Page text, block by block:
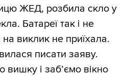
ЖЕД, розбила скло у
Батареї так і не
на виклик не приїхала.
писати заяву.
і заб’ємо вікно